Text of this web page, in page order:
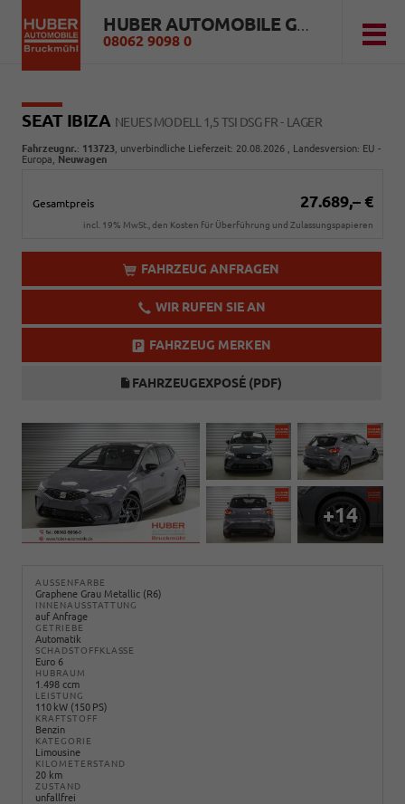
HUBER AUTOMOBILE GMBH
08062 9098 0
SEAT IBIZA NEUES MODELL 1,5 TSI DSG FR - LAGER
Fahrzeugnr.: 113723 , unverbindliche Lieferzeit: 20.08.2026 , Landesversion: EU -
Europa, Neuwagen
Gesamtpreis 27.689,– €
incl. 19% MwSt., den Kosten für Überführung und Zulassungspapieren
FAHRZEUG ANFRAGEN
WIR RUFEN SIE AN
FAHRZEUG MERKEN
FAHRZEUGEXPOSÉ (PDF)
+14
AUSSENFARBE
Graphene Grau Metallic (R6)
INNENAUSSTATTUNG
auf Anfrage
GETRIEBE
Automatik
SCHADSTOFFKLASSE
Euro 6
HUBRAUM
1.498 ccm
LEISTUNG
110 kW (150 PS)
KRAFTSTOFF
Benzin
KATEGORIE
Limousine
KILOMETERSTAND
20 km
ZUSTAND
unfallfrei